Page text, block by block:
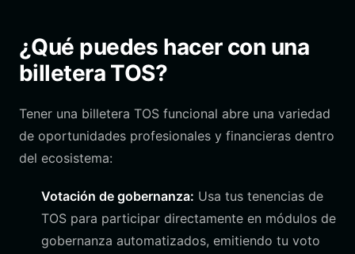
¿Qué puedes hacer con una
billetera TOS?
Tener una billetera TOS funcional abre una variedad
de oportunidades profesionales y financieras dentro
del ecosistema:
Votación de gobernanza: Usa tus tenencias de
TOS para participar directamente en módulos de
gobernanza automatizados, emitiendo tu voto